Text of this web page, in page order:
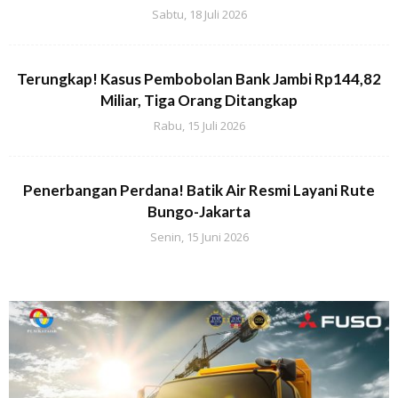
Sabtu, 18 Juli 2026
Terungkap! Kasus Pembobolan Bank Jambi Rp144,82
Miliar, Tiga Orang Ditangkap
Rabu, 15 Juli 2026
Penerbangan Perdana! Batik Air Resmi Layani Rute
Bungo-Jakarta
Senin, 15 Juni 2026